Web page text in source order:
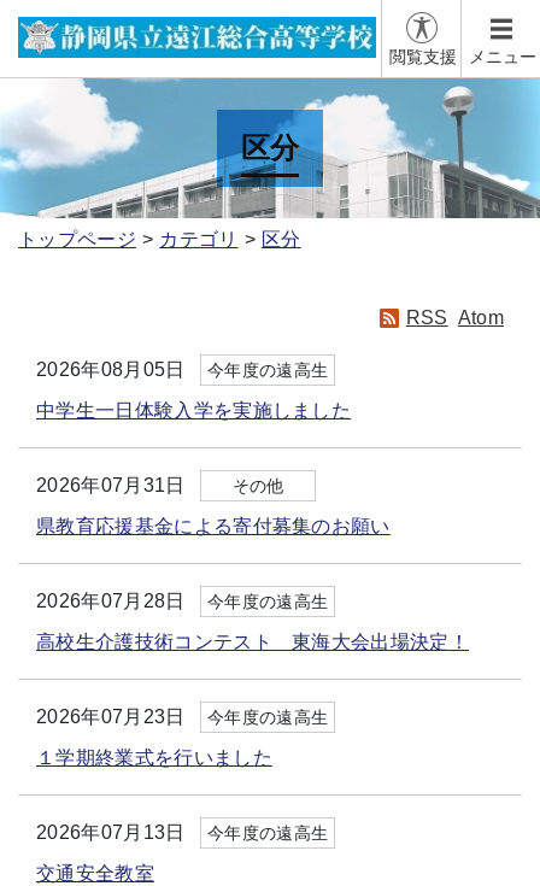
閲覧支援 メニュー
区分
トップページ カテゴリ 区分
RSS Atom
2026年08月05日 今年度の遠高生
中学生一日体験入学を実施しました
2026年07月31日 その他
県教育応援基金による寄付募集のお願い
2026年07月28日 今年度の遠高生
高校生介護技術コンテスト 東海大会出場決定！
2026年07月23日 今年度の遠高生
１学期終業式を行いました
2026年07月13日 今年度の遠高生
交通安全教室